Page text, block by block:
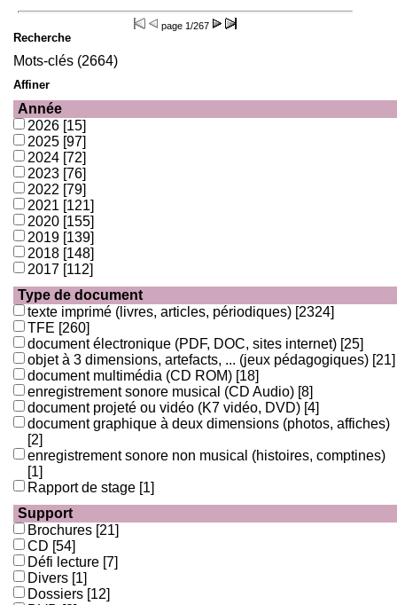
page 1/267
Recherche
Mots-clés (2664)
Affiner
Année
2026 [15]
2025 [97]
2024 [72]
2023 [76]
2022 [79]
2021 [121]
2020 [155]
2019 [139]
2018 [148]
2017 [112]
Type de document
texte imprimé (livres, articles, périodiques) [2324]
TFE [260]
document électronique (PDF, DOC, sites internet) [25]
objet à 3 dimensions, artefacts, ... (jeux pédagogiques) [21]
document multimédia (CD ROM) [18]
enregistrement sonore musical (CD Audio) [8]
document projeté ou vidéo (K7 vidéo, DVD) [4]
document graphique à deux dimensions (photos, affiches)
[2]
enregistrement sonore non musical (histoires, comptines)
[1]
Rapport de stage [1]
Support
Brochures [21]
CD [54]
Défi lecture [7]
Divers [1]
Dossiers [12]